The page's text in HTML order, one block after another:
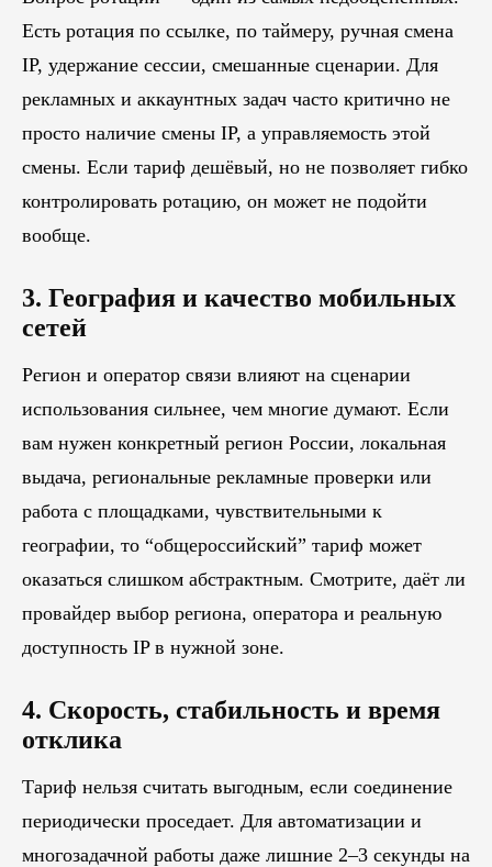
Есть ротация по ссылке, по таймеру, ручная смена
IP, удержание сессии, смешанные сценарии. Для
рекламных и аккаунтных задач часто критично не
просто наличие смены IP, а управляемость этой
смены. Если тариф дешёвый, но не позволяет гибко
контролировать ротацию, он может не подойти
вообще.
3. География и качество мобильных
сетей
Регион и оператор связи влияют на сценарии
использования сильнее, чем многие думают. Если
вам нужен конкретный регион России, локальная
выдача, региональные рекламные проверки или
работа с площадками, чувствительными к
географии, то “общероссийский” тариф может
оказаться слишком абстрактным. Смотрите, даёт ли
провайдер выбор региона, оператора и реальную
доступность IP в нужной зоне.
4. Скорость, стабильность и время
отклика
Тариф нельзя считать выгодным, если соединение
периодически проседает. Для автоматизации и
многозадачной работы даже лишние 2–3 секунды на